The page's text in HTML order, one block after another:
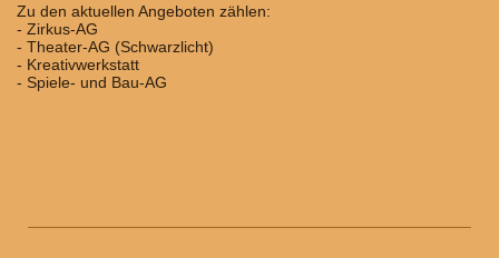
Zu den aktuellen Angeboten zählen:
- Zirkus-AG
- Theater-AG (Schwarzlicht)
- Kreativwerkstatt
- Spiele- und Bau-AG